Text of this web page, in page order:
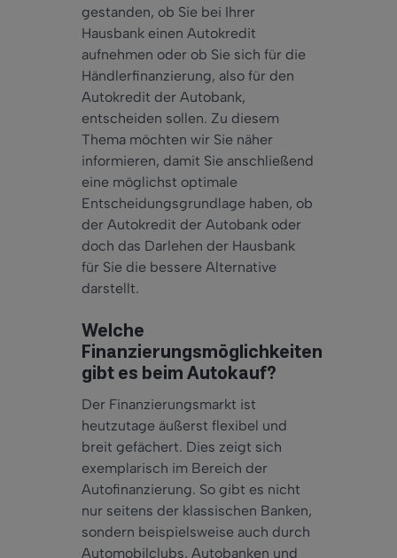
gestanden, ob Sie bei Ihrer
Hausbank einen Autokredit
aufnehmen oder ob Sie sich für die
Händlerfinanzierung, also für den
Autokredit der Autobank,
entscheiden sollen. Zu diesem
Thema möchten wir Sie näher
informieren, damit Sie anschließend
eine möglichst optimale
Entscheidungsgrundlage haben, ob
der Autokredit der Autobank oder
doch das Darlehen der Hausbank
für Sie die bessere Alternative
darstellt.
Welche
Finanzierungsmöglichkeiten
gibt es beim Autokauf?
Der Finanzierungsmarkt ist
heutzutage äußerst flexibel und
breit gefächert. Dies zeigt sich
exemplarisch im Bereich der
Autofinanzierung. So gibt es nicht
nur seitens der klassischen Banken,
sondern beispielsweise auch durch
Automobilclubs, Autobanken und